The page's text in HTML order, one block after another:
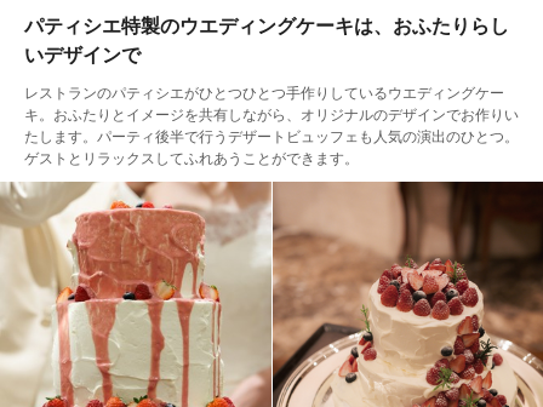
パティシエ特製のウエディングケーキは、おふたりらし
いデザインで
レストランのパティシエがひとつひとつ手作りしているウエディングケー
キ。おふたりとイメージを共有しながら、オリジナルのデザインでお作りい
たします。パーティ後半で行うデザートビュッフェも人気の演出のひとつ。
ゲストとリラックスしてふれあうことができます。